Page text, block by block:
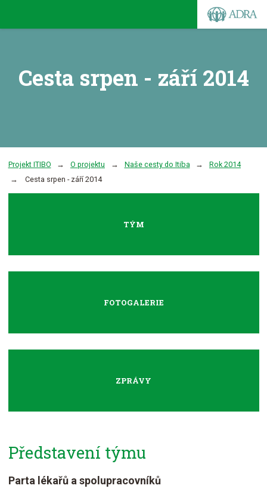
Cesta srpen - září 2014
Projekt ITIBO O projektu Naše cesty do Itiba
Rok 2014
Cesta srpen - září 2014
TÝM
FOTOGALERIE
ZPRÁVY
Představení týmu
Parta lékařů a spolupracovníků